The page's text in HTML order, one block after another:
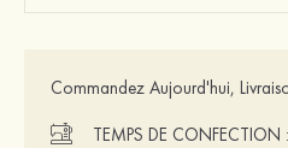
Commandez Aujourd'hui,
TEMPS DE CONFECTION :